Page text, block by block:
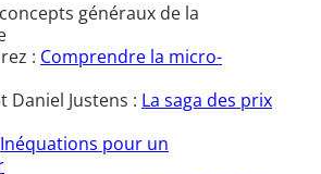
généraux de la
: Comprendre la micro-
Daniel Justens : La saga des prix
Inéquations pour un